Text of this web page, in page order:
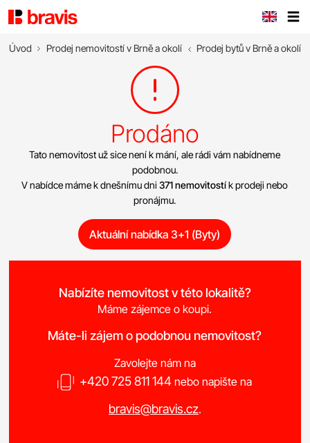
Úvod Prodej nemovitostí v Brně a okolí Prodej bytů v Brně a okolí
Prodáno
Tato nemovitost už sice není k mání, ale rádi vám nabídneme
podobnou.
V nabídce máme k dnešnímu dni371 nemovitostík prodeji nebo
pronájmu.
Aktuální nabídka 3+1 (Byty)
Nabízíte nemovitost v této lokalitě?
Máme zájemce o koupi.
Máte-li zájem o podobnou nemovitost?
Zavolejte nám na
+420 725 811 144 nebo napište na
bravis@bravis.cz.